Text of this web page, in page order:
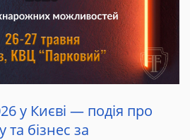
у Києві — подія про
та бізнес за